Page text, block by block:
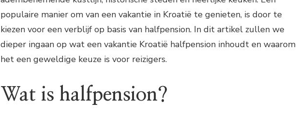
populaire manier om van een vakantie in Kroatië te genieten, is door te
kiezen voor een verblijf op basis van halfpension. In dit artikel zullen we
dieper ingaan op wat een vakantie Kroatië halfpension inhoudt en waarom
het een geweldige keuze is voor reizigers.
Wat is halfpension?